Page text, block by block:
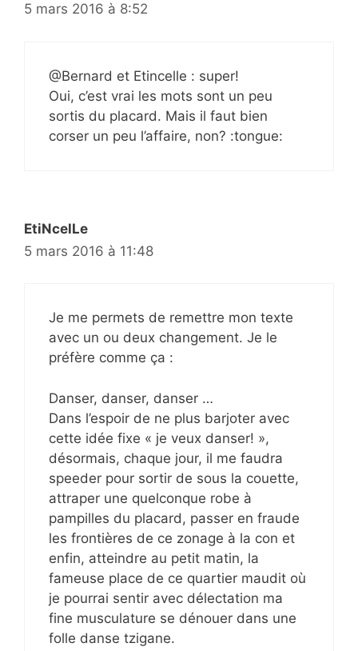
5 mars 2016 à 8:52
@Bernard et Etincelle : super!
Oui, c’est vrai les mots sont un peu
sortis du placard. Mais il faut bien
corser un peu l’affaire, non? :tongue:
EtiNcelLe
5 mars 2016 à 11:48
Je me permets de remettre mon texte
avec un ou deux changement. Je le
préfère comme ça :
Danser, danser, danser …
Dans l’espoir de ne plus barjoter avec
cette idée fixe « je veux danser! »,
désormais, chaque jour, il me faudra
speeder pour sortir de sous la couette,
attraper une quelconque robe à
pampilles du placard, passer en fraude
les frontières de ce zonage à la con et
enfin, atteindre au petit matin, la
fameuse place de ce quartier maudit où
je pourrai sentir avec délectation ma
fine musculature se dénouer dans une
folle danse tzigane.